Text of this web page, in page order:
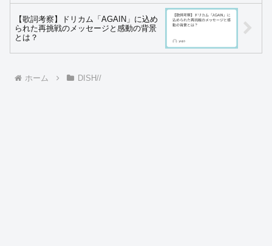
【歌詞考察】ドリカム「AGAIN」に込め
られた再挑戦のメッセージと感動の背景
とは？
ホーム DISH//